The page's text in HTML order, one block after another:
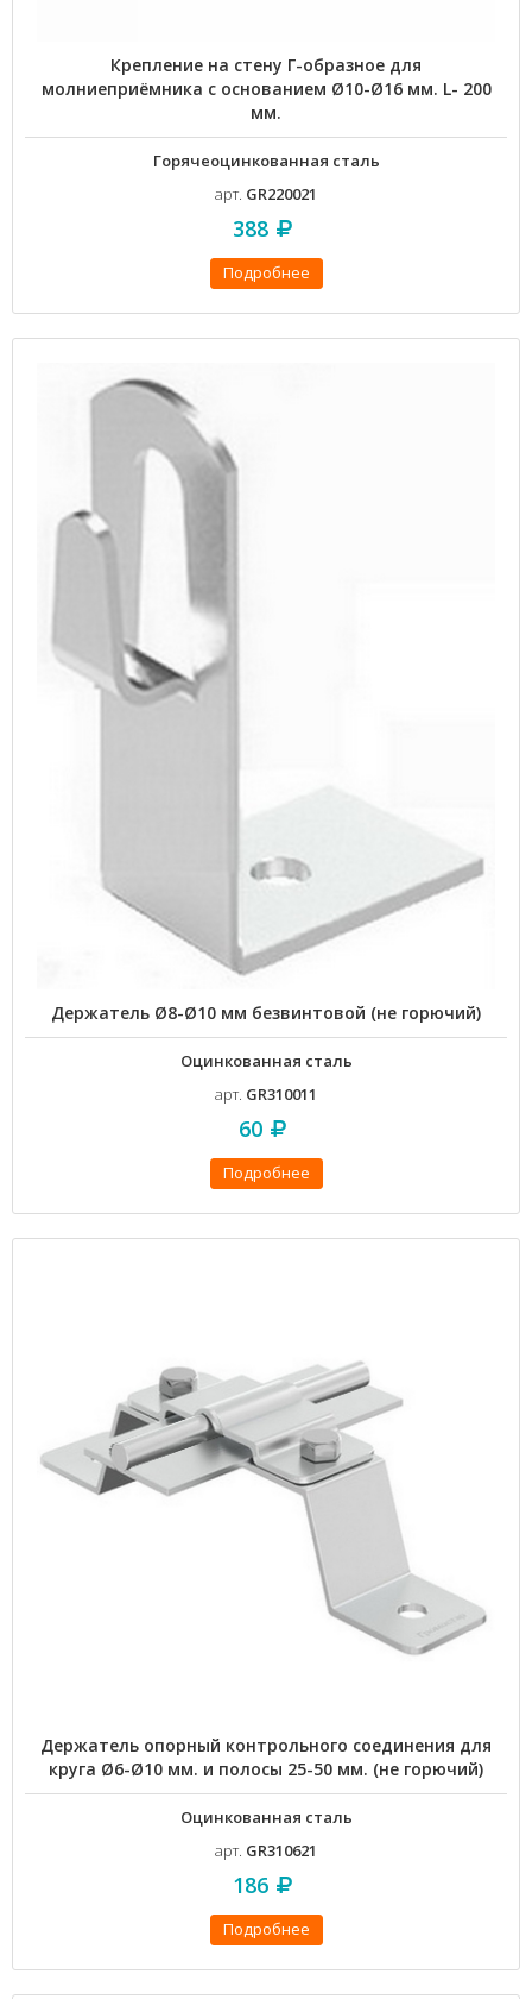
Крепление на стену Г-образное для
молниеприёмника с основанием Ø10-Ø16 мм. L- 200
мм.
Горячеоцинкованная сталь
арт. GR220021
388
Подробнее
Держатель Ø8-Ø10 мм безвинтовой (не горючий)
Оцинкованная сталь
арт. GR310011
60
Подробнее
Держатель опорный контрольного соединения для
круга Ø6-Ø10 мм. и полосы 25-50 мм. (не горючий)
Оцинкованная сталь
арт. GR310621
186
Подробнее